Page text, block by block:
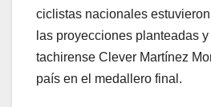
ciclistas nacionales
las proyecciones planteadas
tachirense Clever Martínez
país en el medallero final.